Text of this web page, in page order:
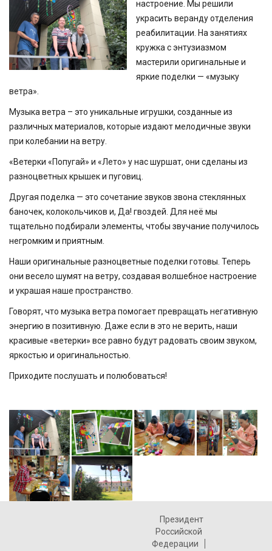
настроение. Мы решили
украсить веранду отделения
реабилитации. На занятиях
кружка с энтузиазмом
мастерили оригинальные и
яркие поделки — «музыку
ветра».
Музыка ветра – это уникальные игрушки, созданные из
различных материалов, которые издают мелодичные звуки
при колебании на ветру.
«Ветерки «Попугай» и «Лето» у нас шуршат, они сделаны из
разноцветных крышек и пуговиц.
Другая поделка — это сочетание звуков звона стеклянных
баночек, колокольчиков и, Да! гвоздей. Для неё мы
тщательно подбирали элементы, чтобы звучание получилось
негромким и приятным.
Наши оригинальные разноцветные поделки готовы. Теперь
они весело шумят на ветру, создавая волшебное настроение
и украшая наше пространство.
Говорят, что музыка ветра помогает превращать негативную
энергию в позитивную. Даже если в это не верить, наши
красивые «ветерки» все равно будут радовать своим звуком,
яркостью и оригинальностью.
Приходите послушать и полюбоваться!
Президент
Российской
Федерации